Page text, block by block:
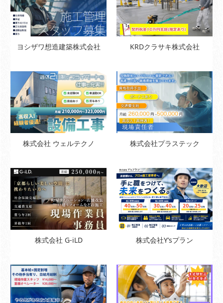
ヨシザワ想造建築株式会社 KRDクラサキ株式会社
株式会社 ウェルテクノ 株式会社プラステック
株式会社 G-iLD 株式会社Y’sプラン